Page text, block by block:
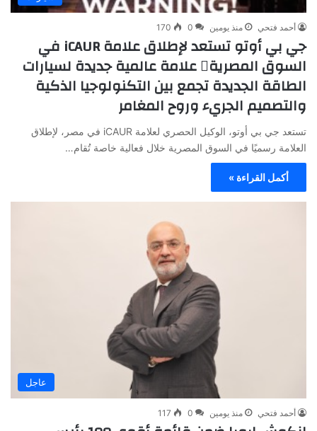
أحمد فتحي منذ يومين 0
170
جي بي أوتو تستعد لإطلاق علامة iCAUR في
السوق المصرية علامة عالمية جديدة لسيارات
الطاقة الجديدة تجمع بين التكنولوجيا الذكية
والتصميم الجريء وروح المغامر
تستعد جي بي أوتو، الوكيل الحصري لعلامة iCAUR في مصر، لإطلاق
العلامة رسميًا في السوق المصرية خلال فعالية خاصة تُقام…
أكمل القراءة »
عاجل
أحمد فتحي منذ يومين 0
117